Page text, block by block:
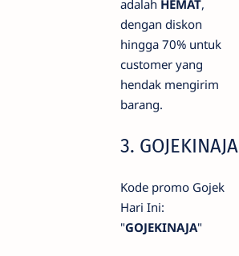
adalah HEMAT,
dengan diskon
hingga 70% untuk
customer yang
hendak mengirim
barang.
3. GOJEKINAJA
Kode promo Gojek
Hari Ini:
"GOJEKINAJA"